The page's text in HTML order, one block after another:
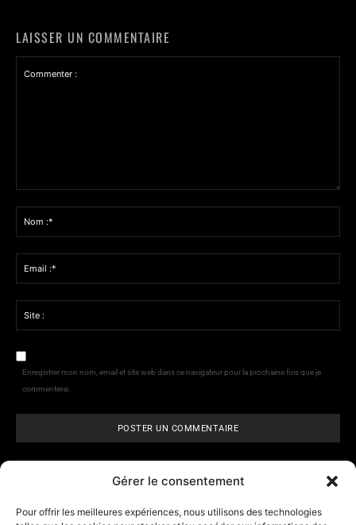
Gérer le consentement
Pour offrir les meilleures expériences, nous utilisons des technologies
LAISSER UN COMMENTAIRE
:
Enregistrer mon nom, email et site web dans ce navigateur pour la prochaine fois que je
commenterai.